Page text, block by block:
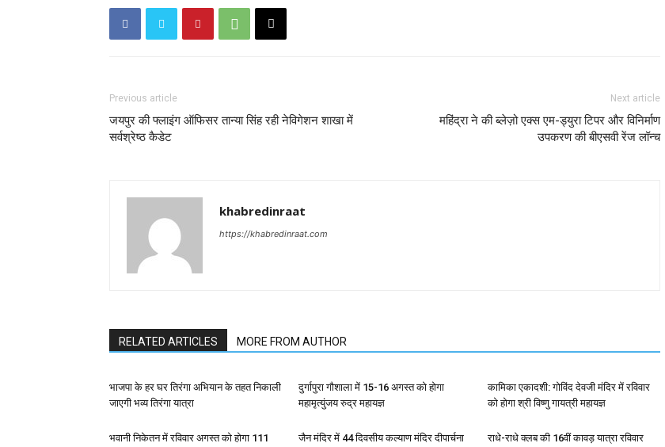
Previous article
जयपुर की फ्लाइंग ऑफिसर तान्या सिंह रही नेविगेशन शाखा में
सर्वश्रेष्ठ कैडेट
Next article
महिंद्रा ने की ब्लेज़ो एक्स एम-ड्युरा टिपर और विनिर्माण
उपकरण की बीएसवी रेंज लॉन्च
khabredinraat
https://khabredinraat.com
RELATED ARTICLES MORE FROM AUTHOR
भाजपा के हर घर तिरंगा अभियान के तहत निकाली
जाएगी भव्य तिरंगा यात्रा
दुर्गापुरा गौशाला में 15-16 अगस्त को होगा
महामृत्युंजय रुद्र महायज्ञ
कामिका एकादशी: गोविंद देवजी मंदिर में रविवार
को होगा श्री विष्णु गायत्री महायज्ञ
भवानी निकेतन में रविवार अगस्त को होगा 111
जैन मंदिर में 44 दिवसीय कल्याण मंदिर दीपार्चना
राधे-राधे क्लब की 16वीं कावड़ यात्रा रविवार